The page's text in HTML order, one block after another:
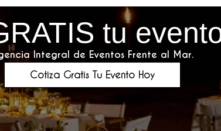
tu
Integral de Eventos Frente al Mar.
Cotiza Gratis Tu Evento Hoy